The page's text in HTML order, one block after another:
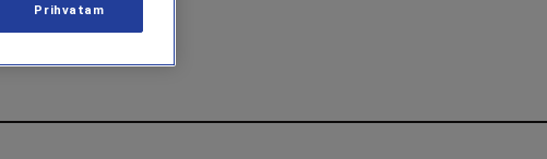
Prihvatam